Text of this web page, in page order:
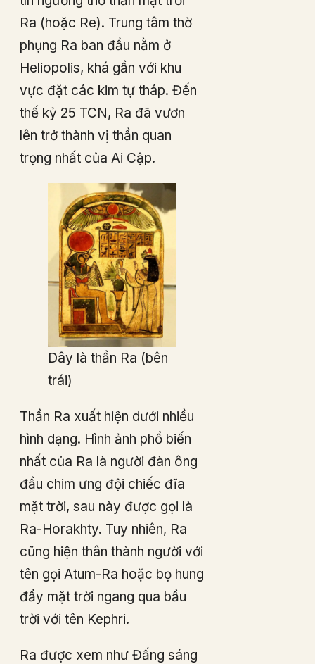
Ra (hoặc Re). Trung tâm thờ
phụng Ra ban đầu nằm ở
Heliopolis, khá gần với khu
vực đặt các kim tự tháp. Đến
thế kỷ 25 TCN, Ra đã vươn
lên trở thành vị thần quan
trọng nhất của Ai Cập.
Dây là thần Ra (bên
trái)
Thần Ra xuất hiện dưới nhiều
hình dạng. Hình ảnh phổ biến
nhất của Ra là người đàn ông
đầu chim ưng đội chiếc đĩa
mặt trời, sau này được gọi là
Ra-Horakhty. Tuy nhiên, Ra
cũng hiện thân thành người với
tên gọi Atum-Ra hoặc bọ hung
đẩy mặt trời ngang qua bầu
trời với tên Kephri.
Ra được xem như Đấng sáng